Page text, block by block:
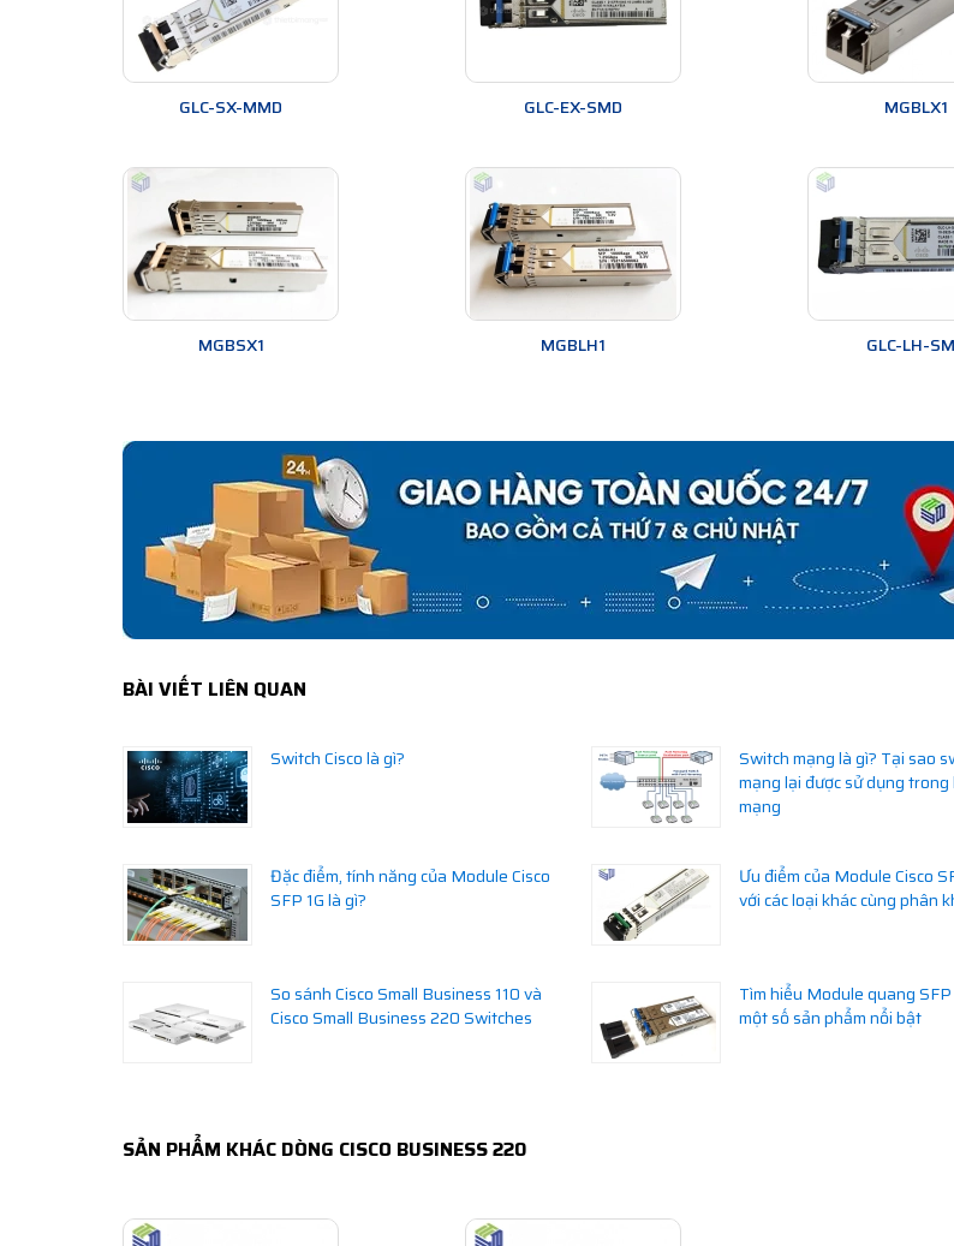
GLC-SX-MMD GLC-EX-SMD MGBLX1
MGBSX1 MGBLH1 GLC-LH-
BÀI VIẾT LIÊN QUAN
Switch Cisco là gì?
Switch mạng là gì? Tại sao
mạng lại được sử dụng
mạng
Đặc điểm, tính năng của Module Cisco
SFP 1G là gì?
Ưu điểm của Module Cisco
với các loại khác cùng phân
So sánh Cisco Small Business 110 và
Cisco Small Business 220 Switches
Tìm hiểu Module quang SFP
một số sản phẩm nổi bật
SẢN PHẨM KHÁC DÒNG CISCO BUSINESS 220